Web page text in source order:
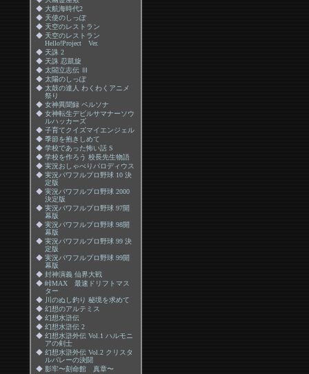
◆ 大航海時代2
◆ 天使のしっぽ
◆ 天空のレストラン
◆ 天空のレストラン
Hello!Project Ver.
◆ 天誅 2
◆ 天誅 忍凱旋
◆ 太閤立志伝 Ⅲ
◆ 太陽のしっぽ
◆ 太鼓の達人 わくわくアニメ
祭り
◆ 女神異聞録 ペルソナ
◆ 女神転生デビルサマナーソウ
ルハッカーズ
◆ 子育てクイズマイエンジェル
◆ 季節を抱きしめて
◆ 学校であった怖い話 S
◆ 学校を作ろう 校長先生物語
◆ 実況おしゃべりパロディウス
◆ 実況パワフルプロ野球 10 決
定版
◆ 実況パワフルプロ野球 2000
決定版
◆ 実況パワフルプロ野球 97開
幕版
◆ 実況パワフルプロ野球 98開
幕版
◆ 実況パワフルプロ野球 99 決
定版
◆ 実況パワフルプロ野球 99開
幕版
◆ 封神演義 仙界大戦
◆ 峠MAX 最速ドリフトマス
ター
◆
川のぬし釣り 秘境を求めて
◆ 幻想のアルテミス
◆ 幻想水滸伝
◆ 幻想水滸伝 2
◆ 幻想水滸外伝 Vol.1 ハルモニ
アの剣士
◆ 幻想水滸外伝 Vol.2 クリスタ
ルバレーの決闘
◆ 影牢〜刻命館 真章〜